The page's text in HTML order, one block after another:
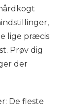
lige præcis
Prøv dig
der
De fleste